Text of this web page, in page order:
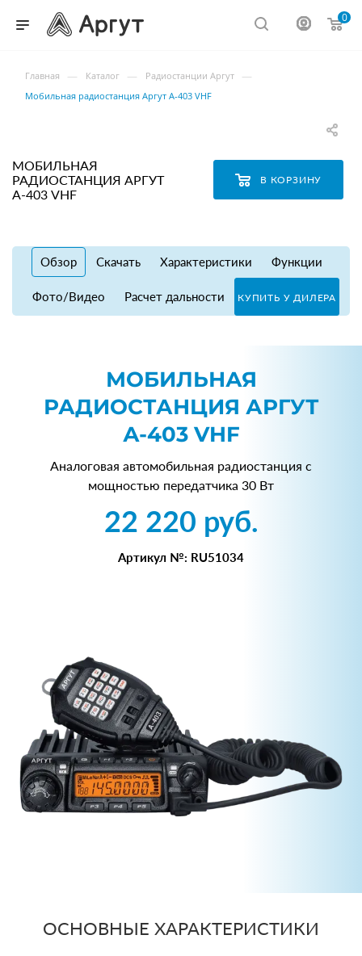
0
Главная — Каталог — Радиостанции Аргут —
Мобильная радиостанция Аргут А-403 VHF
МОБИЛЬНАЯ
РАДИОСТАНЦИЯ АРГУТ
А-403 VHF
Обзор Скачать Характеристики Функции
Фото/Видео Расчет дальности КУПИТЬ У ДИЛЕРА
В КОРЗИНУ
МОБИЛЬНАЯ
РАДИОСТАНЦИЯ АРГУТ
А-403 VHF
Аналоговая автомобильная радиостанция с
мощностью передатчика 30 Вт
22 220 руб.
Артикул №: RU51034
ОСНОВНЫЕ ХАРАКТЕРИСТИКИ